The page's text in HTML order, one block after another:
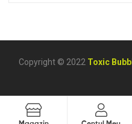
Copyright © 2022 Toxic